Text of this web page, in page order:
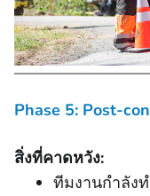
Phase 5: Post-
สิ่งที่คาดหวัง:
ทีมงานกําลัง